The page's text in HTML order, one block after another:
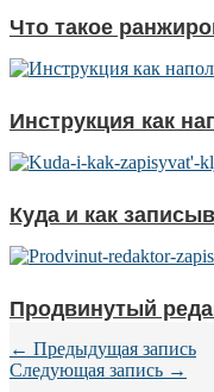
Что такое
Инструкция как
Куда и как
Продвинутый
← Предыдущая запись
Следующая запись →